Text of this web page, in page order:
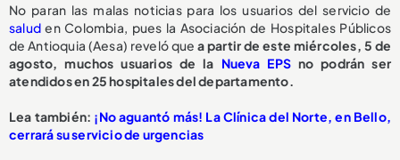
No paran las malas noticias para los usuarios del servicio de
salud en Colombia, pues la Asociación de Hospitales Públicos
de Antioquia (Aesa) reveló quea partir de este miércoles, 5 de
agosto, muchos usuarios de la Nueva EPS no podrán ser
atendidos en 25 hospitales del departamento.
Lea también: ¡No aguantó más! La Clínica del Norte, en Bello,
cerrará su servicio de urgencias